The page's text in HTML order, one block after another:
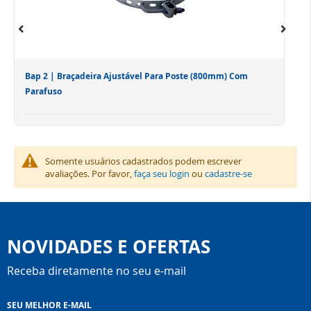
Somente usuários cadastrados podem escrever
avaliações. Por favor,faça seu login ou cadastre-se
Bap 2 | Braçadeira Ajustável Para Poste (800mm) Com
Parafuso
NOVIDADES E OFERTAS
Receba diretamente no seu e-mail
Inscreva-
SEU MELHOR E-MAIL